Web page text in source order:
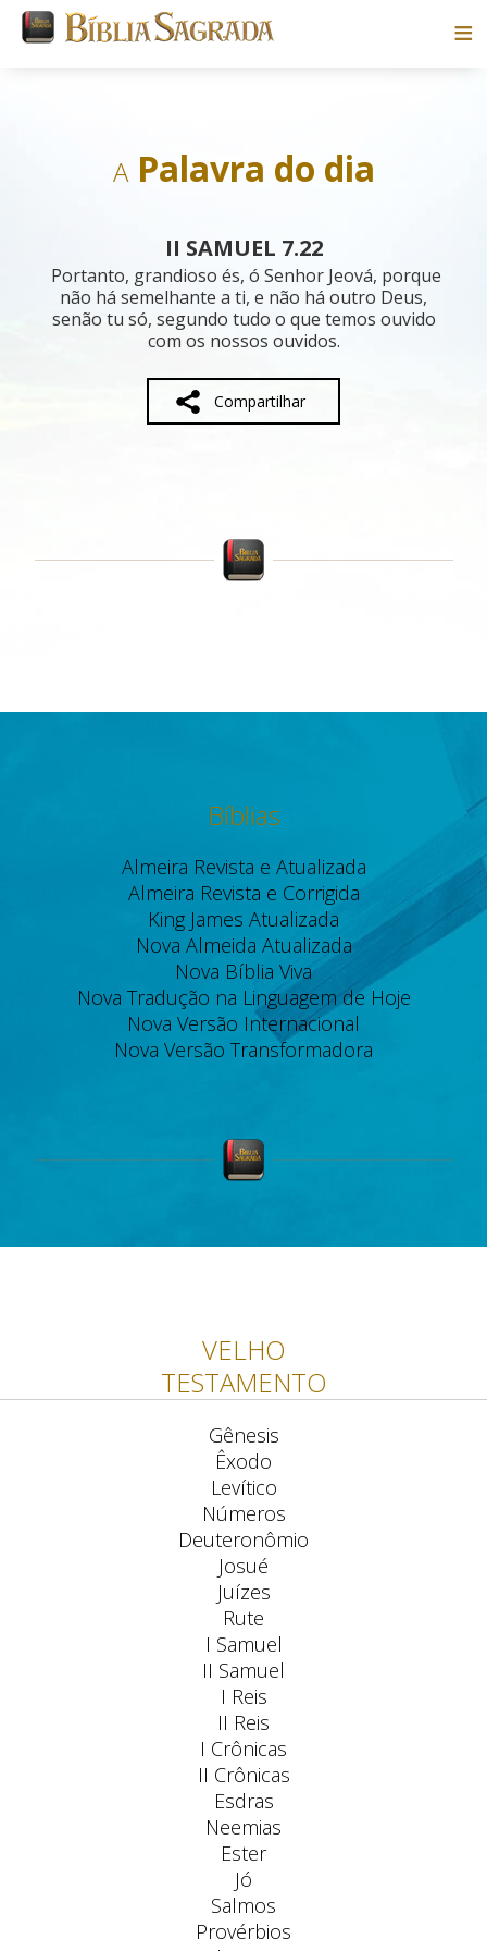
Blog
Parceiros
Sobre
APalavra do dia
II SAMUEL 7.22
Portanto, grandioso és, ó Senhor Jeová, porque
não há semelhante a ti, e não há outro Deus,
senão tu só, segundo tudo o que temos ouvido
com os nossos ouvidos.
Compartilhar
Bíblias
Almeira Revista e Atualizada
Almeira Revista e Corrigida
King James Atualizada
Nova Almeida Atualizada
Nova Bíblia Viva
Nova Tradução na Linguagem de Hoje
Nova Versão Internacional
Nova Versão Transformadora
VELHO
TESTAMENTO
Gênesis
Êxodo
Levítico
Números
Deuteronômio
Josué
Juízes
Rute
I Samuel
II Samuel
I Reis
II Reis
I Crônicas
II Crônicas
Esdras
Neemias
Ester
Jó
Salmos
Provérbios